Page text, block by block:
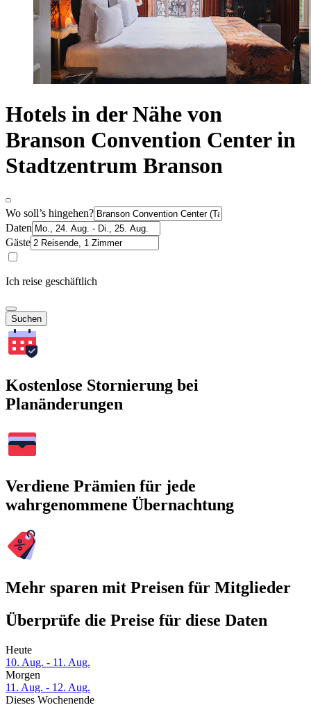
Hotels in der Nähe von
Branson Convention Center in
Stadtzentrum Branson
Wo soll’s hingehen?
Daten
Gäste
Ich reise geschäftlich
Suchen
Kostenlose Stornierung bei
Planänderungen
Verdiene Prämien für jede
wahrgenommene Übernachtung
Mehr sparen mit Preisen für Mitglieder
Überprüfe die Preise für diese Daten
Heute
10. Aug. - 11. Aug.
Morgen
11. Aug. - 12. Aug.
Dieses Wochenende